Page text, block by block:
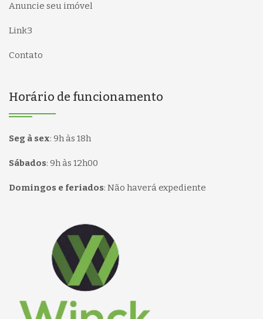
Anuncie seu imóvel
Link3
Contato
Horário de funcionamento
Seg à sex: 9h às 18h
Sábados: 9h às 12h00
Domingos e feriados: Não haverá expediente
Página inicial